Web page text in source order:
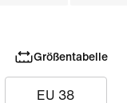
Größentabelle
EU 38